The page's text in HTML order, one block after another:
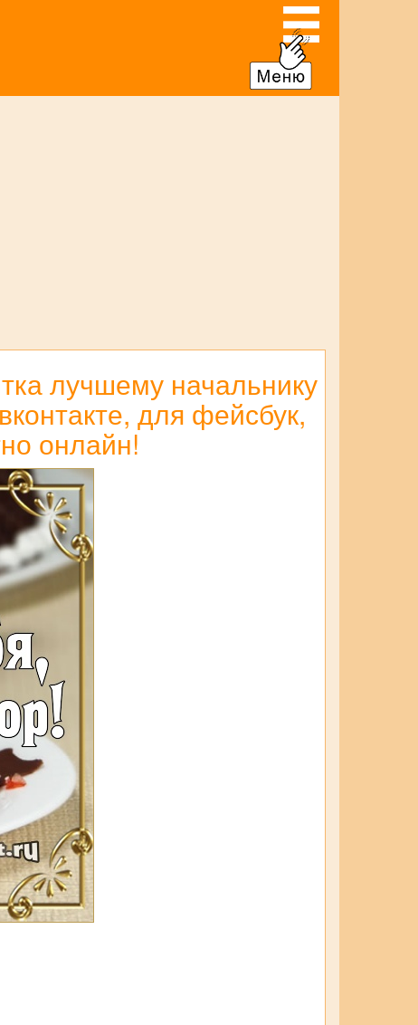
лучшему начальнику
для фейсбук,
онлайн!